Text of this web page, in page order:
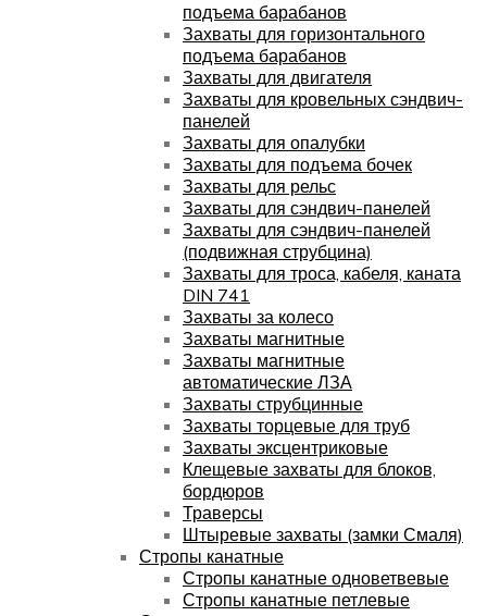
подъема барабанов
Захваты для горизонтального
подъема барабанов
Захваты для двигателя
Захваты для кровельных сэндвич-
панелей
Захваты для опалубки
Захваты для подъема бочек
Захваты для рельс
Захваты для сэндвич-панелей
Захваты для сэндвич-панелей
(подвижная струбцина)
Захваты для троса, кабеля, каната
DIN 741
Захваты за колесо
Захваты магнитные
Захваты магнитные
автоматические ЛЗА
Захваты струбцинные
Захваты торцевые для труб
Захваты эксцентриковые
Клещевые захваты для блоков,
бордюров
Траверсы
Штыревые захваты (замки Смаля)
Стропы канатные
Стропы канатные одноветвевые
Стропы канатные петлевые